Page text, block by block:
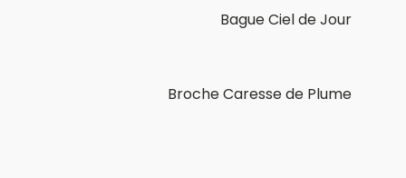
Bague Ciel de Jour
Broche Caresse de Plume